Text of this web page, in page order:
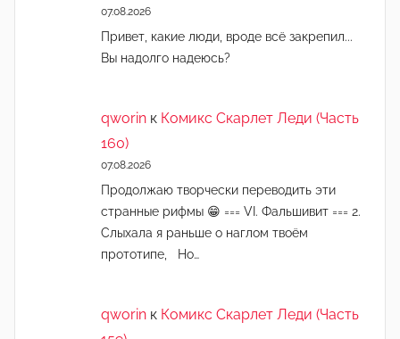
07.08.2026
Привет, какие люди, вроде всё закрепил...
Вы надолго надеюсь?
qworin к Комикс Скарлет Леди (Часть
160)
07.08.2026
Продолжаю творчески переводить эти
странные рифмы 😁 === VI. Фальшивит === 2.
Слыхала я раньше о наглом твоём
прототипе, Но…
qworin к Комикс Скарлет Леди (Часть